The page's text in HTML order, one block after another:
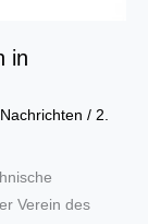
in
/ 2.
Verein des